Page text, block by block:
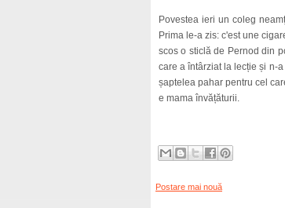
Povestea ieri un coleg
Prima le-a zis: c'est une
scos o sticlă de Pernod din
care a întârziat la lecție și n-
șaptelea pahar pentru cel
e mama învățăturii.
Postare mai nouă